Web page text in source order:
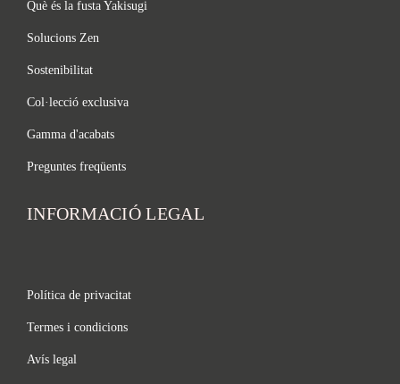
Què és la fusta Yakisugi
Solucions Zen
Sostenibilitat
Col·lecció exclusiva
Gamma d'acabats
Preguntes freqüents
INFORMACIÓ LEGAL
Política de privacitat
Termes i condicions
Avís legal